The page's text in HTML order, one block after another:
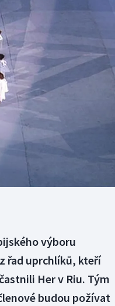
Vodní slalom
Volejbal
výboru
řad uprchlíků, kteří
Her v Riu. Tým
budou požívat